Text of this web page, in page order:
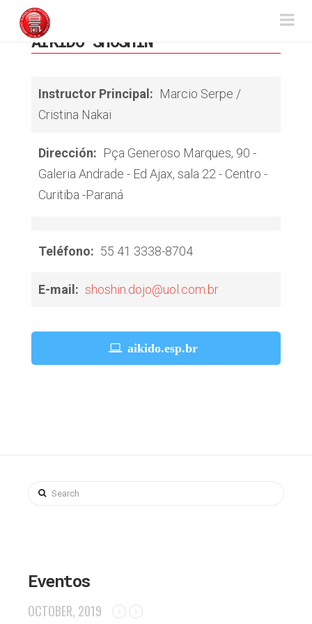
Aikido
Sansuikai
AIKIDO SHOSHIN
Instructor Principal: Marcio Serpe /
Cristina Nakai
Dirección: Pça Generoso Marques, 90 -
Galeria Andrade - Ed Ajax, sala 22 - Centro -
Curitiba -Paraná
Teléfono: 55 41 3338-8704
E-mail: shoshin.dojo@uol.com.br
aikido.esp.br
Search
Eventos
OCTOBER, 2019